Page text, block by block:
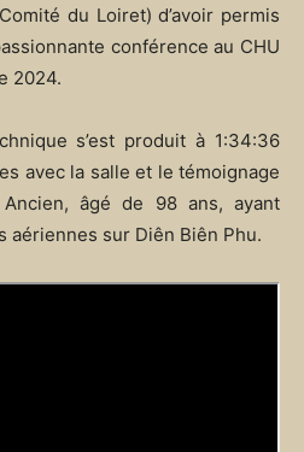
du Loiret) d’avoir permis
conférence au CHU
2024.
s’est produit à 1:34:36
avec la salle et le témoignage
Ancien, âgé de 98 ans, ayant
aériennes sur Diên Biên Phu.